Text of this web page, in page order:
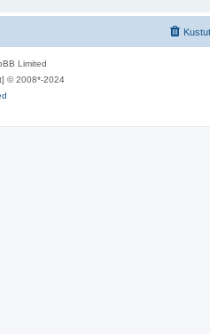
Limited
© 2008*-2024